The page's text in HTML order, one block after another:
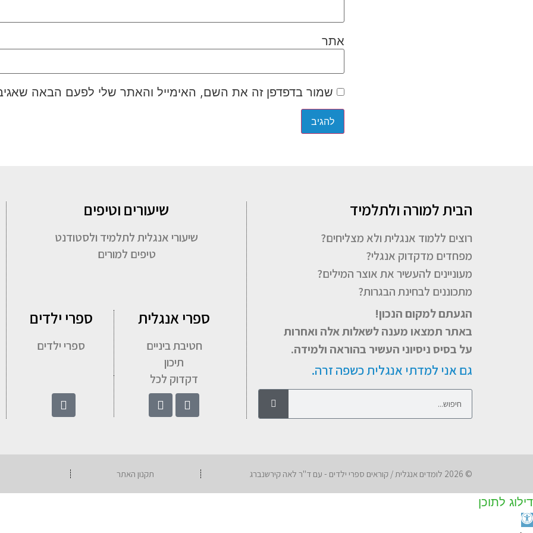
אתר
שמור בדפדפן זה את השם, האימייל והאתר שלי לפעם הבאה
הבית למורה ולתלמיד
רוצים ללמוד אנגלית ולא מצליחים?
מפחדים מדקדוק אנגלי?
מעוניינים להעשיר את אוצר המילים?
מתכוננים לבחינת הבגרות?
הגעתם למקום הנכון!
באתר תמצאו מענה לשאלות אלה ואחרות
על בסיס ניסיוני העשיר בהוראה ולמידה.
גם אני למדתי אנגלית כשפה זרה.
שיעורים וטיפים
שיעורי אנגלית לתלמיד ולסטודנט
טיפים למורים
ספרי אנגלית
חטיבת ביניים
תיכון
דקדוק לכל
ספרי ילדים
ספרי ילדים
© 2026 לומדים אנגלית / קוראים ספרי ילדים - עם ד"ר לאה קירשנברג תקנון האתר
דילוג לתוכן
פתח